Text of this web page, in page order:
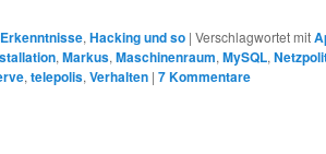
Erkenntnisse, Hacking und so | Verschlagwortet mit
, Markus, Maschinenraum, MySQL,
, telepolis, Verhalten | 7Kommentare